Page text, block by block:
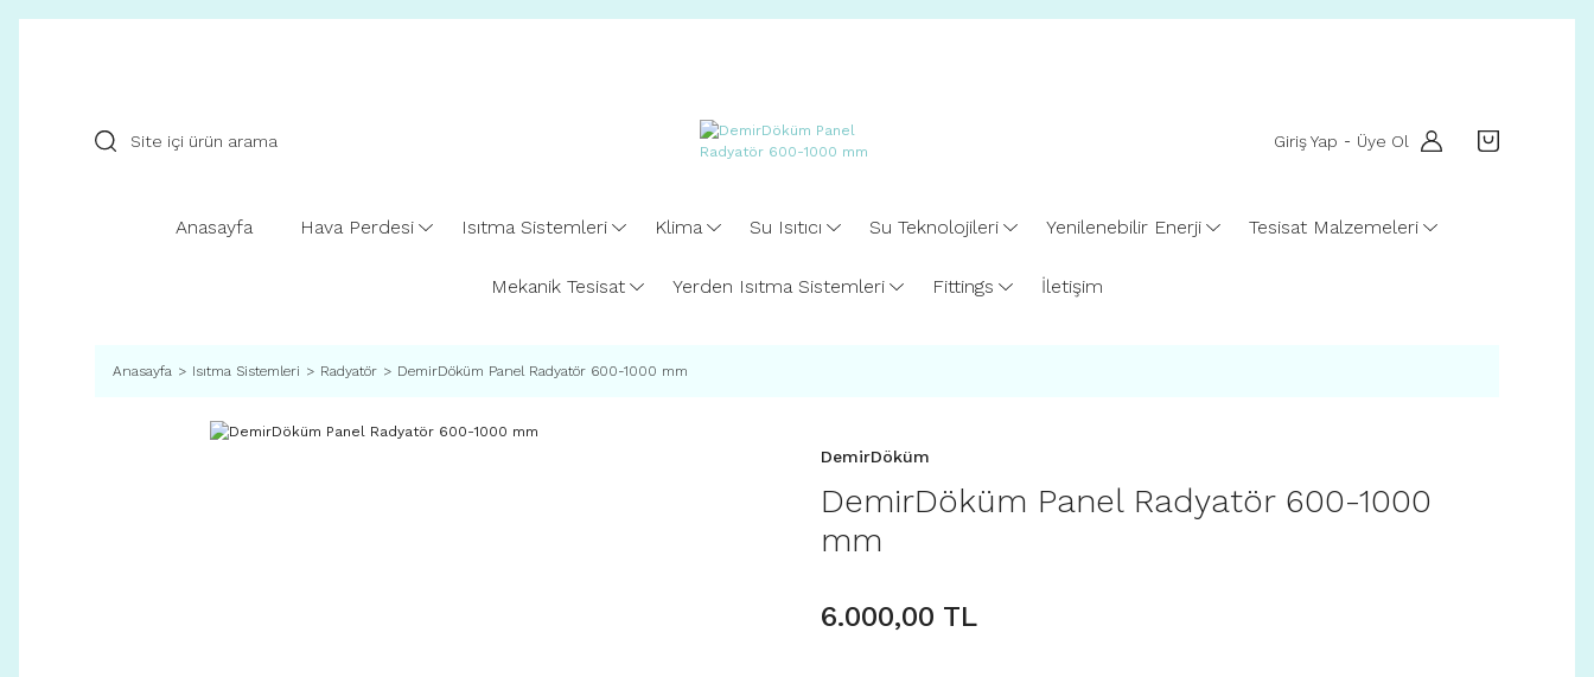
Giriş Yap - Üye Ol
Anasayfa Hava Perdesi Isıtma Sistemleri Klima Su Isıtıcı Su Teknolojileri Yenilenebilir Enerji Tesisat Malzemeleri
Mekanik Tesisat Yerden Isıtma Sistemleri Fittings İletişim
Anasayfa Isıtma Sistemleri Radyatör DemirDöküm Panel Radyatör 600-1000 mm
DemirDöküm
DemirDöküm Panel Radyatör 600-1000
mm
6.000,00 TL